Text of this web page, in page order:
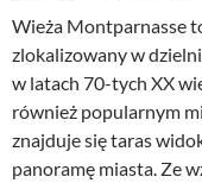
Wieża Montparnasse
zlokalizowany w
w latach 70-tych XX
również popularnym
znajduje się taras
panoramę miasta. Ze